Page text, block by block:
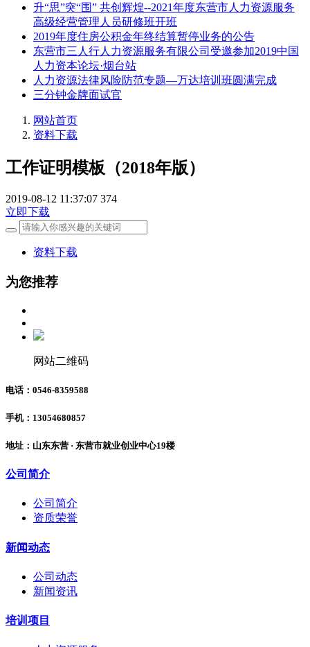
升“思”突“围” 共创辉煌--2021年度东营市人力资源服务
高级经营管理人员研修班开班
2019年度住房公积金年终结算暂停业务的公告
东营市三人行人力资源服务有限公司受邀参加2019中国
人力资本论坛·烟台站
人力资源法律风险防范专题—万达培训班圆满完成
三分钟金牌面试官
网站首页
资料下载
工作证明模板（2018年版）
2019-08-12 11:37:07 374
立即下载
资料下载
为您推荐
网站二维码
电话：0546-8359588
手机：13054680857
地址：山东东营 · 东营市就业创业中心19楼
公司简介
公司简介
资质荣誉
新闻动态
公司动态
新闻资讯
培训项目